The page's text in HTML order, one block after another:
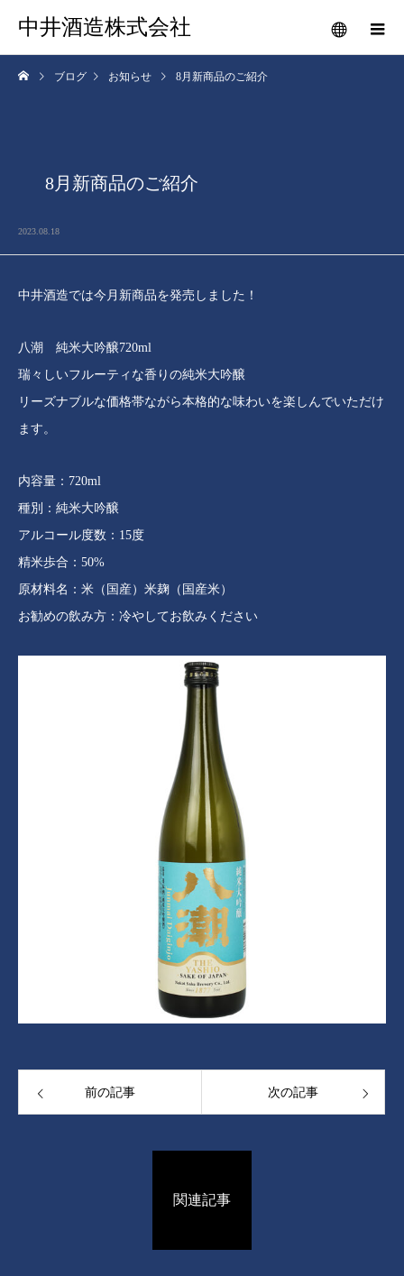
中井酒造株式会社
ブログ お知らせ 8月新商品のご紹介
8月新商品のご紹介
2023.08.18
中井酒造では今月新商品を発売しました！
八潮 純米大吟醸720ml
瑞々しいフルーティな香りの純米大吟醸
リーズナブルな価格帯ながら本格的な味わいを楽しんでいただけ
ます。
内容量：720ml
種別：純米大吟醸
アルコール度数：15度
精米歩合：50%
原材料名：米（国産）米麹（国産米）
お勧めの飲み方：冷やしてお飲みください
前の記事 次の記事
関連記事